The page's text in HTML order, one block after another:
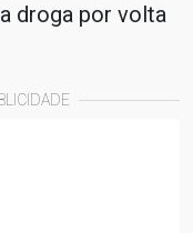
droga por volta